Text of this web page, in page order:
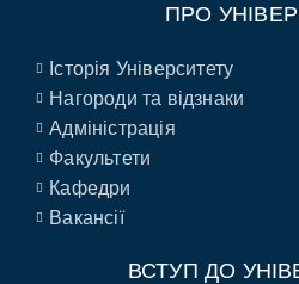
ПРО
Історія Університету
Нагороди та відзнаки
Адміністрація
Факультети
Кафедри
Вакансії
ВСТУП ДО